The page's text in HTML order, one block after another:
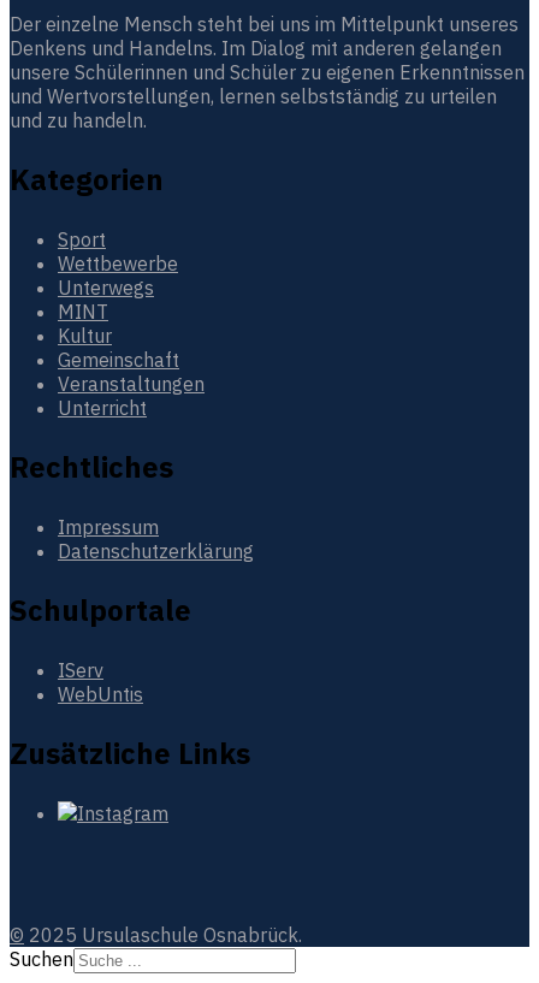
Der einzelne Mensch steht bei uns im Mittelpunkt unseres
Denkens und Handelns. Im Dialog mit anderen gelangen
unsere Schülerinnen und Schüler zu eigenen Erkenntnissen
und Wertvorstellungen, lernen selbstständig zu urteilen
und zu handeln.
Kategorien
Sport
Wettbewerbe
Unterwegs
MINT
Kultur
Gemeinschaft
Veranstaltungen
Unterricht
Rechtliches
Impressum
Datenschutzerklärung
Schulportale
IServ
WebUntis
Zusätzliche Links
© 2025 Ursulaschule Osnabrück.
Suchen